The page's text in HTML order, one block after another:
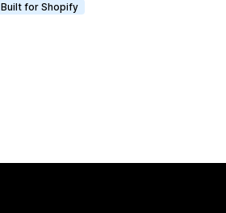
Built for Shopify